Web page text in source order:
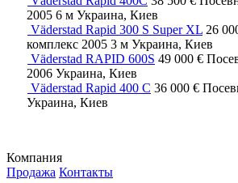
2005 6 м Украина, Киев
Väderstad Rapid 300 S Super XL 26
комплекс 2005 3 м Украина, Киев
Väderstad RAPID 600S 49 000 €
2006 Украина, Киев
Väderstad Rapid 400 C 36 000 €
Украина, Киев
Компания
Продажа Контакты